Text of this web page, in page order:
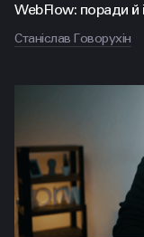
WebFlow: поради й
Станіслав Говорухін